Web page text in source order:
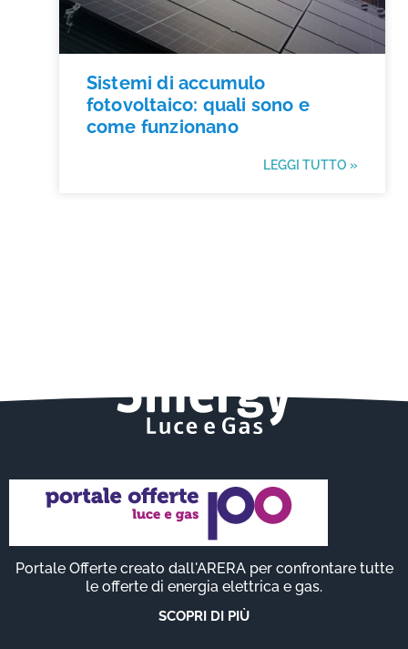
Sistemi di accumulo
fotovoltaico: quali sono e
come funzionano
LEGGI TUTTO »
Portale Offerte creato dall'ARERA per confrontare tutte
le offerte di energia elettrica e gas.
SCOPRI DI PIÙ